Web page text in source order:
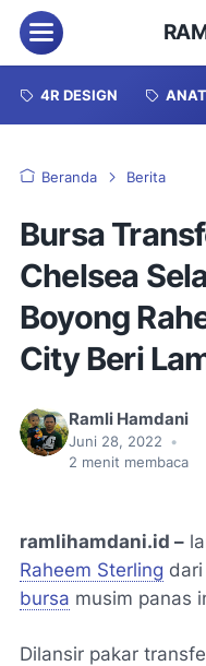
Menu
4R DESIGN
Beranda Berita
Bursa
Chelsea
Boyong
City Beri
Ramli Hamdani
Juni 28, 2022
•
2 menit membaca
ramlihamdani.id –
Raheem Sterling
bursa musim panas
Dilansir pakar